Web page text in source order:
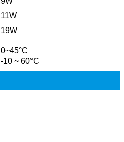
11W
19W
0~45°C
-10 ~ 60°C